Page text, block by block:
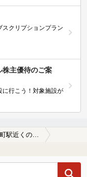
クリプションプラン
株主優待のご案
に行こう！対象施設が